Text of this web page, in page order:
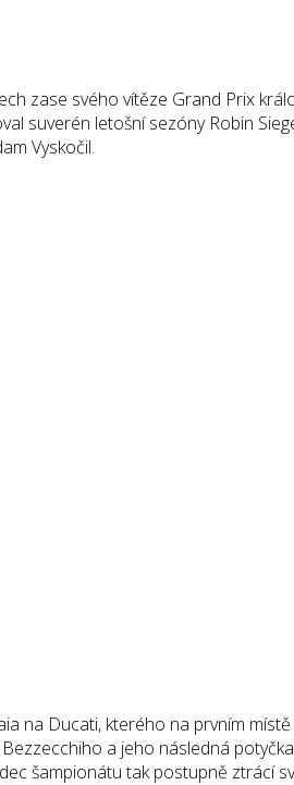
zase svého vítěze Grand Prix
suverén letošní sezóny Robin
Vyskočil.
na Ducati, kterého na prvním
a jeho následná
šampionátu tak postupně ztrácí